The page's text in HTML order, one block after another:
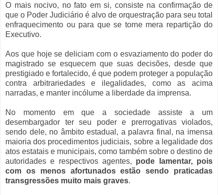
O mais nocivo, no fato em si, consiste na confirmação de
que o Poder Judiciário é alvo de orquestração para seu total
enfraquecimento ou para que se torne mera repartição do
Executivo.
Aos que hoje se deliciam com o esvaziamento do poder do
magistrado se esquecem que suas decisões, desde que
prestigiado e fortalecido, é que podem proteger a população
contra arbitrariedades e ilegalidades, como as acima
narradas, e manter incólume a liberdade da imprensa.
No momento em que a sociedade assiste a um
desembargador ter seu poder e prerrogativas violados,
sendo dele, no âmbito estadual, a palavra final, na imensa
maioria dos procedimentos judiciais, sobre a legalidade dos
atos estatais e municipais, como também sobre o destino de
autoridades e respectivos agentes, pode lamentar, pois
com os menos afortunados estão sendo praticadas
transgressões muito mais graves.